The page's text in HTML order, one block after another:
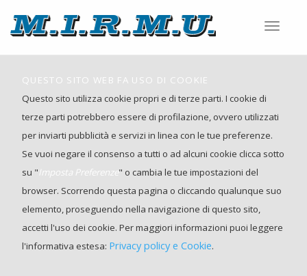
QUESTO SITO WEB FA USO DI COOKIE
Questo sito utilizza cookie propri e di terze parti. I cookie di
terze parti potrebbero essere di profilazione, ovvero utilizzati
per inviarti pubblicità e servizi in linea con le tue preferenze.
Se vuoi negare il consenso a tutti o ad alcuni cookie clicca sotto
su "Imposta Preferenze" o cambia le tue impostazioni del
browser. Scorrendo questa pagina o cliccando qualunque suo
elemento, proseguendo nella navigazione di questo sito,
accetti l'uso dei cookie. Per maggiori informazioni puoi leggere
l'informativa estesa: Privacy policy e Cookie.
Toggle